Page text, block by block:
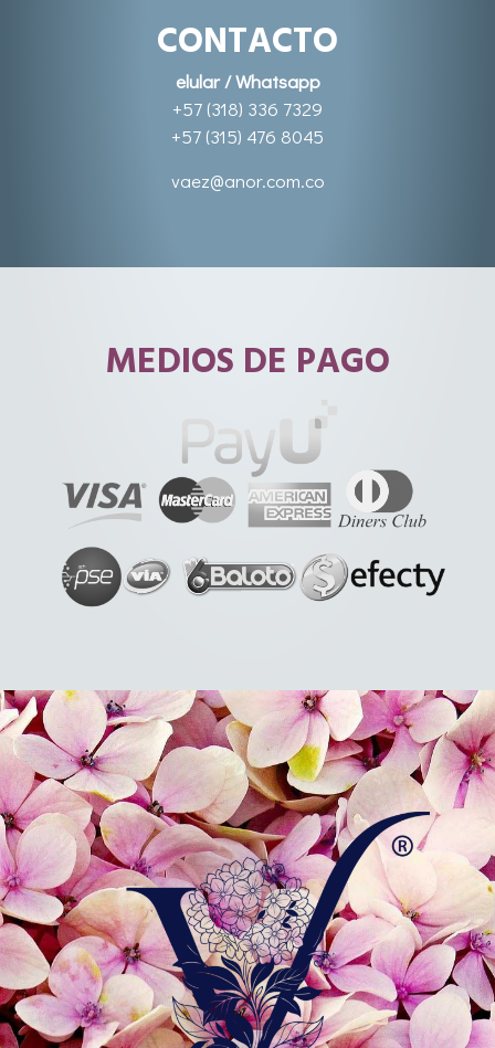
CONTACTO
elular / Whatsapp
+57 (318) 336 7329
+57 (315) 476 8045
vaez@anor.com.co
MEDIOS DE PAGO